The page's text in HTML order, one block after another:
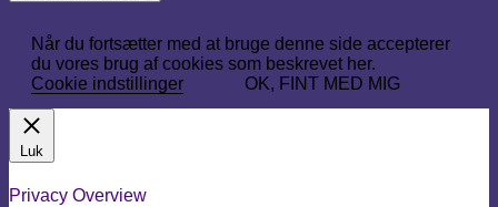
Når du fortsætter med at bruge denne side accepterer
du vores brug af cookies som beskrevet her.
Cookie indstillinger
OK, FINT MED MIG
Luk
Privacy Overview